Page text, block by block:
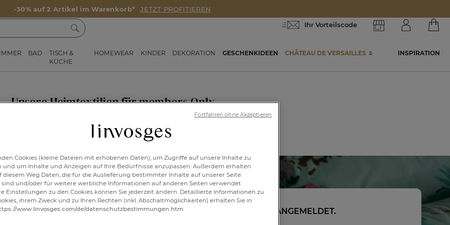
-30% auf 2 Artikel im Warenkorb* JETZT PROFITIEREN
Ihr Vorteilscode
BAD
TISCH &
KÜCHE
HOMEWEAR KINDER DEKORATION GESCHENKIDEEN CHÂTEAU DE VERSAILLES 🌷 INSPIRATION
Unsere Heimtextilien für members Only
Linvosges VIP-Sale
ICH BIN BEREITS ANGEMELDET.
Cookies (kleine Dateien mit erhobenen Daten), um Zugriffe auf unsere Inhalte zu
und um Inhalte und Anzeigen auf Ihre Bedürfnisse anzupassen. Außerdem erhalten
diesem Weg Daten, die für die Auslieferung bestimmter Inhalte auf unserer Seite
und/oder für weitere werbliche Informationen auf anderen Seiten verwendet
Einstellungen zu den Cookies können Sie jederzeit ändern. Detaillierte Informationen zu
ihrem Zweck und zu Ihren Rechten (inkl. Abschaltmöglichkeiten) erhalten Sie in
www.linvosges.com/de/datenschutzbestimmungen.htm
Fortfahren ohne Akzeptieren